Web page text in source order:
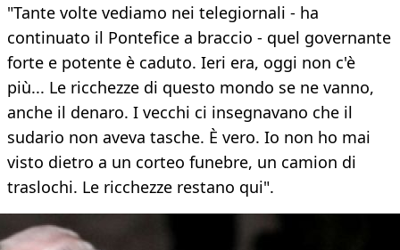
"Tante volte vediamo nei telegiornali - ha
continuato il Pontefice a braccio - quel governante
forte e potente è caduto. Ieri era, oggi non c'è
più... Le ricchezze di questo mondo se ne vanno,
anche il denaro. I vecchi ci insegnavano che il
sudario non aveva tasche. È vero. Io non ho mai
visto dietro a un corteo funebre, un camion di
traslochi. Le ricchezze restano qui".